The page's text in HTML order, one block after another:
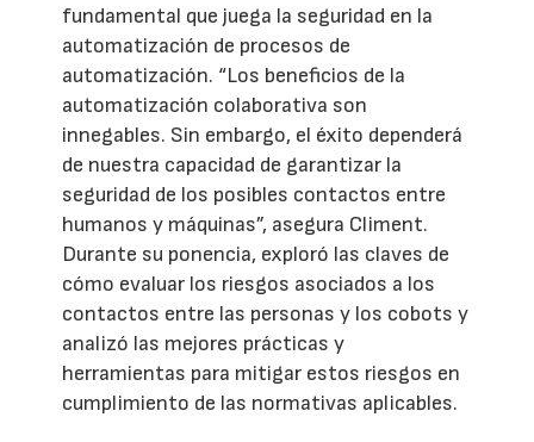
fundamental que juega la seguridad en la
automatización de procesos de
automatización. “Los beneficios de la
automatización colaborativa son
innegables. Sin embargo, el éxito dependerá
de nuestra capacidad de garantizar la
seguridad de los posibles contactos entre
humanos y máquinas”, asegura Climent.
Durante su ponencia, exploró las claves de
cómo evaluar los riesgos asociados a los
contactos entre las personas y los cobots y
analizó las mejores prácticas y
herramientas para mitigar estos riesgos en
cumplimiento de las normativas aplicables.